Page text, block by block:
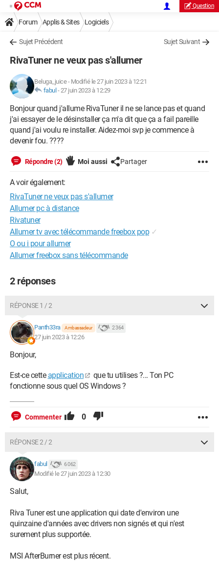
Question
Forum Applis & Sites Logiciels
Sujet Précédent Sujet Suivant
RivaTuner ne veux pas s'allumer
Beluga_juice- Modifié le 27 juin 2023 à 12:21
fabul -27 juin 2023 à 12:29
Bonjour quand j'allume RivaTuner il ne se lance pas et quand
j'ai essayer de le désinstaller ça m'a dit que ça a fail pareille
quand j'ai voulu re installer. Aidez-moi svp je commence à
devenir fou. ????
Répondre (2) Moi aussi Partager
A voir également:
RivaTuner ne veux pas s'allumer
Allumer pc à distance
Rivatuner
Allumer tv avec télécommande freebox pop ✓
O ou i pour allumer
Allumer freebox sans télécommande
2 réponses
RÉPONSE 1 / 2
Panth33ra Ambassadeur 2 364
27 juin 2023 à 12:26
Bonjour,
Est-ce cette application
que tu utilises ?... Ton PC
fonctionne sous quel OS Windows ?
Commenter 0
RÉPONSE 2 / 2
fabul 6 062
Modifié le 27 juin 2023 à 12:30
Salut,
Riva Tuner est une application qui date d'environ une
quinzaine d'années avec drivers non signés et qui n'est
surement plus supportée.
MSI AfterBurner est plus récent.